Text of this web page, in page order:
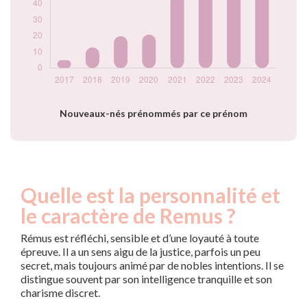
Nouveaux-nés prénommés par ce prénom
Quelle est la personnalité et
le caractère de Remus ?
Rémus est réfléchi, sensible et d’une loyauté à toute
épreuve. Il a un sens aigu de la justice, parfois un peu
secret, mais toujours animé par de nobles intentions. Il se
distingue souvent par son intelligence tranquille et son
charisme discret.